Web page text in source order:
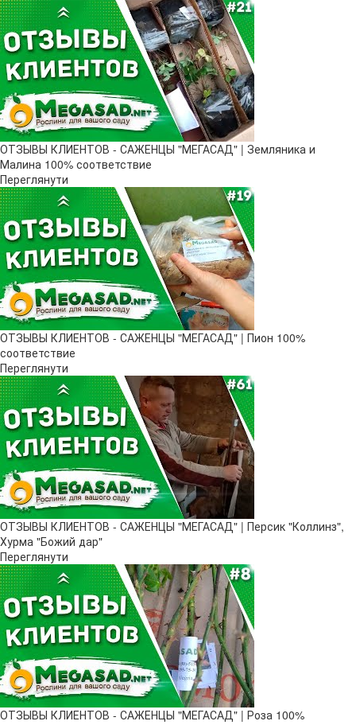
ОТЗЫВЫ КЛИЕНТОВ - САЖЕНЦЫ "МЕГАСАД" | Земляника и
Малина 100% соответствие
Переглянути
ОТЗЫВЫ КЛИЕНТОВ - САЖЕНЦЫ "МЕГАСАД" | Пион 100%
соответствие
Переглянути
ОТЗЫВЫ КЛИЕНТОВ - САЖЕНЦЫ "МЕГАСАД" | Персик "Коллинз",
Хурма "Божий дар"
Переглянути
ОТЗЫВЫ КЛИЕНТОВ - САЖЕНЦЫ "МЕГАСАД" | Роза 100%